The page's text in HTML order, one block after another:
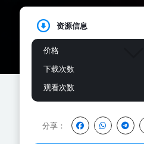
资源信息
价格
下载次数
观看次数
分享：